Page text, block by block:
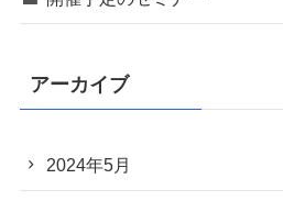
アーカイブ
2024年5月